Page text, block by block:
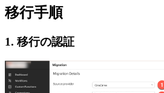
移行手順
1. 移行の認証